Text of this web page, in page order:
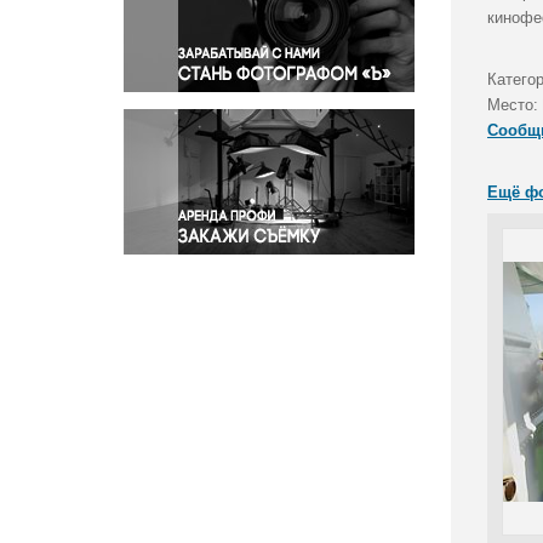
Правосудие
Происшествия и конфликты
Религия
Светская жизнь
Спорт
Экология
Экономика и бизнес
Место:
Ещё